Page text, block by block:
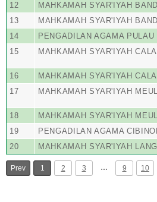
12 MAHKAMAH SYAR'IYAH
13
MAHKAMAH SYAR'IYAH
14
PENGADILAN AGAMA PULAU
15
MAHKAMAH SYAR'IYAH
16 MAHKAMAH SYAR'IYAH
17
MAHKAMAH SYAR'IYAH
18 MAHKAMAH SYAR'IYAH
19
PENGADILAN AGAMA
20
MAHKAMAH SYAR'IYAH
Prev 1 2 3 … 9 10